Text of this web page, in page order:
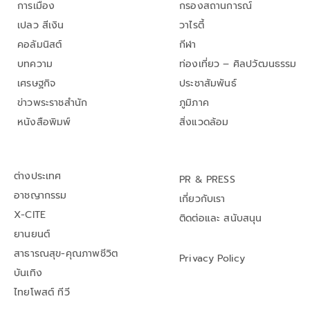
การเมือง
เปลว สีเงิน
คอลัมนิสต์
บทความ
เศรษฐกิจ
ข่าวพระราชสำนัก
หนังสือพิมพ์
กรองสถานการณ์
วาไรตี้
กีฬา
ท่องเที่ยว – ศิลปวัฒนธรรม
ประชาสัมพันธ์
ภูมิภาค
สิ่งแวดล้อม
ต่างประเทศ
อาชญากรรม
X-CITE
ยานยนต์
สาธารณสุข-คุณภาพชีวิต
บันเทิง
ไทยโพสต์ ทีวี
PR & PRESS
เกี่ยวกับเรา
ติดต่อและ สนับสนุน
Privacy Policy